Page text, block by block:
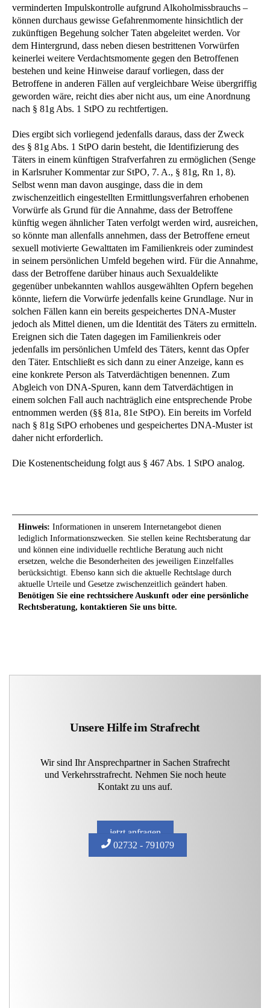
verminderten Impulskontrolle aufgrund Alkoholmissbrauchs –
können durchaus gewisse Gefahrenmomente hinsichtlich der
zukünftigen Begehung solcher Taten abgeleitet werden. Vor
dem Hintergrund, dass neben diesen bestrittenen Vorwürfen
keinerlei weitere Verdachtsmomente gegen den Betroffenen
bestehen und keine Hinweise darauf vorliegen, dass der
Betroffene in anderen Fällen auf vergleichbare Weise übergriffig
geworden wäre, reicht dies aber nicht aus, um eine Anordnung
nach § 81g Abs. 1 StPO zu rechtfertigen.
Dies ergibt sich vorliegend jedenfalls daraus, dass der Zweck
des § 81g Abs. 1 StPO darin besteht, die Identifizierung des
Täters in einem künftigen Strafverfahren zu ermöglichen (Senge
in Karlsruher Kommentar zur StPO, 7. A., § 81g, Rn 1, 8).
Selbst wenn man davon ausginge, dass die in dem
zwischenzeitlich eingestellten Ermittlungsverfahren erhobenen
Vorwürfe als Grund für die Annahme, dass der Betroffene
künftig wegen ähnlicher Taten verfolgt werden wird, ausreichen,
so könnte man allenfalls annehmen, dass der Betroffene erneut
sexuell motivierte Gewalttaten im Familienkreis oder zumindest
in seinem persönlichen Umfeld begehen wird. Für die Annahme,
dass der Betroffene darüber hinaus auch Sexualdelikte
gegenüber unbekannten wahllos ausgewählten Opfern begehen
könnte, liefern die Vorwürfe jedenfalls keine Grundlage. Nur in
solchen Fällen kann ein bereits gespeichertes DNA-Muster
jedoch als Mittel dienen, um die Identität des Täters zu ermitteln.
Ereignen sich die Taten dagegen im Familienkreis oder
jedenfalls im persönlichen Umfeld des Täters, kennt das Opfer
den Täter. Entschließt es sich dann zu einer Anzeige, kann es
eine konkrete Person als Tatverdächtigen benennen. Zum
Abgleich von DNA-Spuren, kann dem Tatverdächtigen in
einem solchen Fall auch nachträglich eine entsprechende Probe
entnommen werden (§§ 81a, 81e StPO). Ein bereits im Vorfeld
nach § 81g StPO erhobenes und gespeichertes DNA-Muster ist
daher nicht erforderlich.
Die Kostenentscheidung folgt aus § 467 Abs. 1 StPO analog.
Hinweis: Informationen in unserem Internetangebot dienen
lediglich Informationszwecken. Sie stellen keine Rechtsberatung dar
und können eine individuelle rechtliche Beratung auch nicht
ersetzen, welche die Besonderheiten des jeweiligen Einzelfalles
berücksichtigt. Ebenso kann sich die aktuelle Rechtslage durch
aktuelle Urteile und Gesetze zwischenzeitlich geändert haben.
Benötigen Sie eine rechtssichere Auskunft oder eine persönliche
Rechtsberatung, kontaktieren Sie uns bitte.
Unsere Hilfe im Strafrecht
Wir sind Ihr Ansprechpartner in Sachen Strafrecht
und Verkehrsstrafrecht. Nehmen Sie noch heute
Kontakt zu uns auf.
jetzt anfragen
02732 - 791079